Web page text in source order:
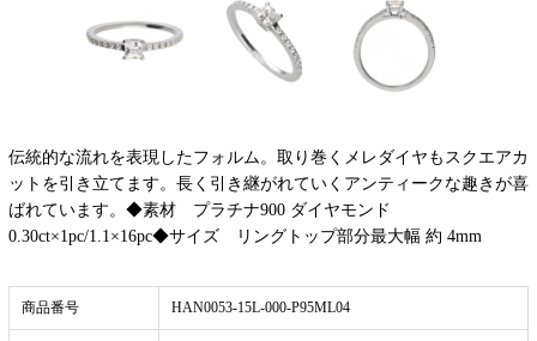
伝統的な流れを表現したフォルム。取り巻くメレダイヤもスクエアカ
ットを引き立てます。長く引き継がれていくアンティークな趣きが喜
ばれています。◆素材 プラチナ900 ダイヤモンド
0.30ct×1pc/1.1×16pc◆サイズ リングトップ部分最大幅 約 4mm
商品番号 HAN0053-15L-000-P95ML04